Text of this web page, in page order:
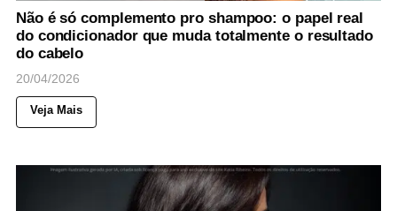
Não é só complemento pro shampoo: o papel real
do condicionador que muda totalmente o resultado
do cabelo
20/04/2026
Veja Mais